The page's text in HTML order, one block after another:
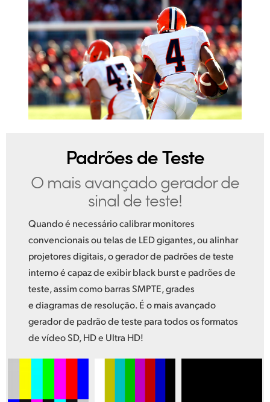
Padrões de Teste
O mais avançado gerador de
sinal de teste!
Quando é necessário calibrar monitores
convencionais ou telas de LED gigantes, ou alinhar
projetores digitais, o gerador de padrões de teste
interno é capaz de exibir black burst e padrões de
teste, assim como barras SMPTE, grades
e diagramas de resolução. É o mais avançado
gerador de padrão de teste para todos os formatos
de vídeo SD, HD e Ultra HD!